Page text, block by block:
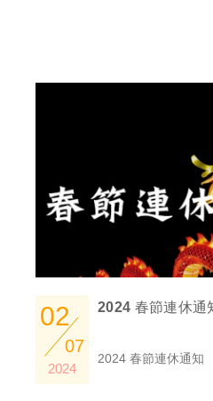
02
07
2024
2024 春節連休通
2024 春節連休通知